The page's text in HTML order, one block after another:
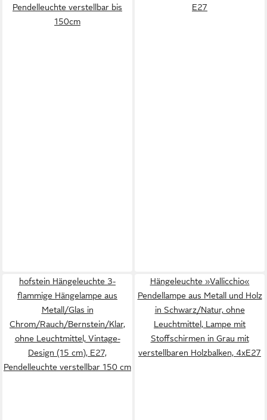
Pendelleuchte verstellbar bis
150cm
E27
hofstein Hängeleuchte 3-
flammige Hängelampe aus
Metall/Glas in
Chrom/Rauch/Bernstein/Klar,
ohne Leuchtmittel, Vintage-
Design (15 cm), E27,
Pendelleuchte verstellbar 150 cm
Hängeleuchte »Vallicchio«
Pendellampe aus Metall und Holz
in Schwarz/Natur, ohne
Leuchtmittel, Lampe mit
Stoffschirmen in Grau mit
verstellbaren Holzbalken, 4xE27